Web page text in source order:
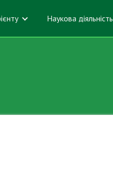
Наукова діяльність